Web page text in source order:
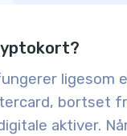
ligesom
bortset
aktiver.